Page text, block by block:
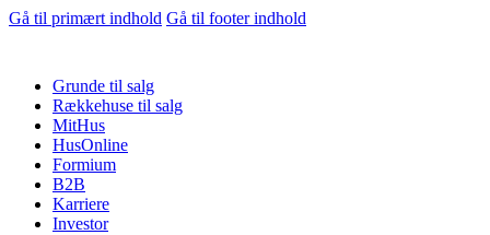
Gå til primært indhold Gå til footer indhold
Grunde til salg
Rækkehuse til salg
MitHus
HusOnline
Formium
B2B
Karriere
Investor